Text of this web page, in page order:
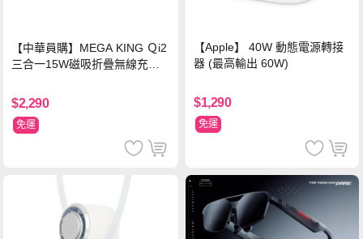
【中華員購】MEGA KING Ｑi2
三合一15W磁吸折疊無線充電
$2,290
免運
【Apple】 40W 動態電源轉接
器 (最高輸出 60W)
$1,290
免運